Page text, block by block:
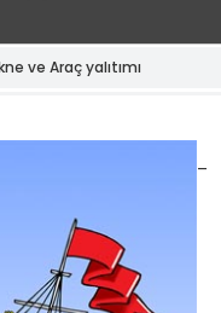
ve Araç yalıtımı
–